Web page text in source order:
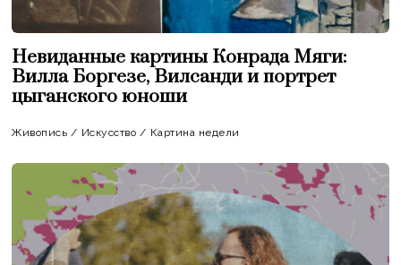
Невиданные картины Конрада Мяги:
Вилла Боргезе, Вилсанди и портрет
цыганского юноши
Живопись / Искусство / Картина недели